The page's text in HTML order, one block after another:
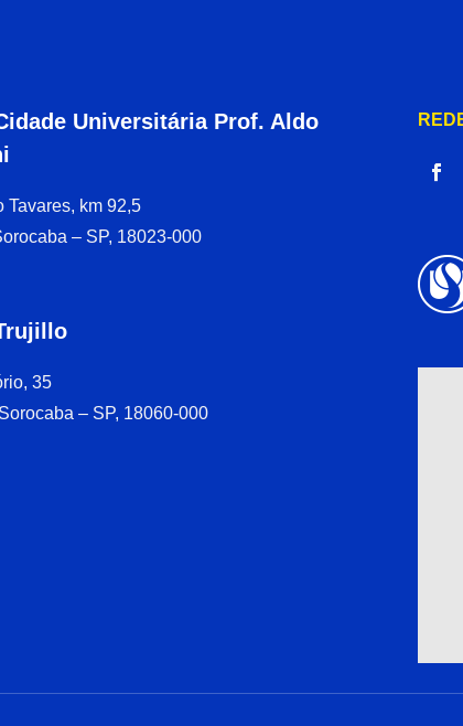
Universitária Prof. Aldo
Tavares, km 92,5
– SP, 18023-000
35
– SP, 18060-000